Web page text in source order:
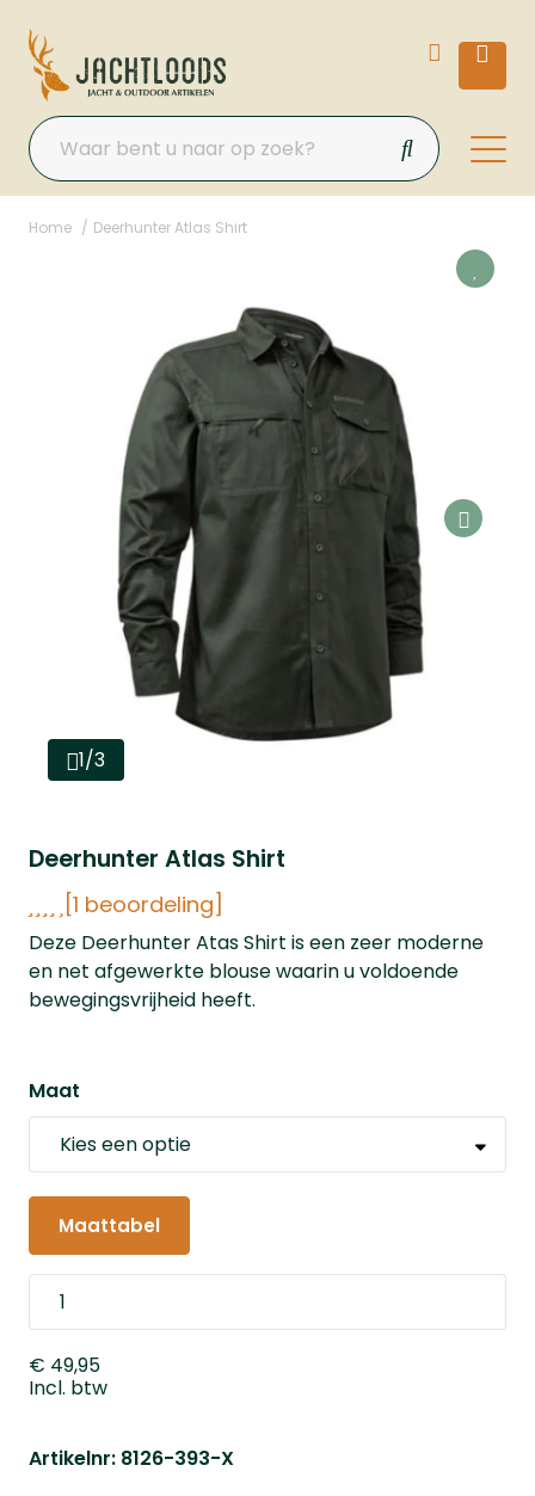
Home Deerhunter Atlas Shirt
1/3
Deerhunter Atlas Shirt
[1 beoordeling]
Deze Deerhunter Atas Shirt is een zeer moderne
en net afgewerkte blouse waarin u voldoende
bewegingsvrijheid heeft.
Maat
Maattabel
€ 49,95
Incl. btw
Artikelnr: 8126-393-X